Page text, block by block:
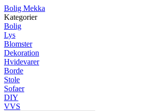
Bolig Mekka
Kategorier
Bolig
Lys
Blomster
Dekoration
Hvidevarer
Borde
Stole
Sofaer
DIY
VVS